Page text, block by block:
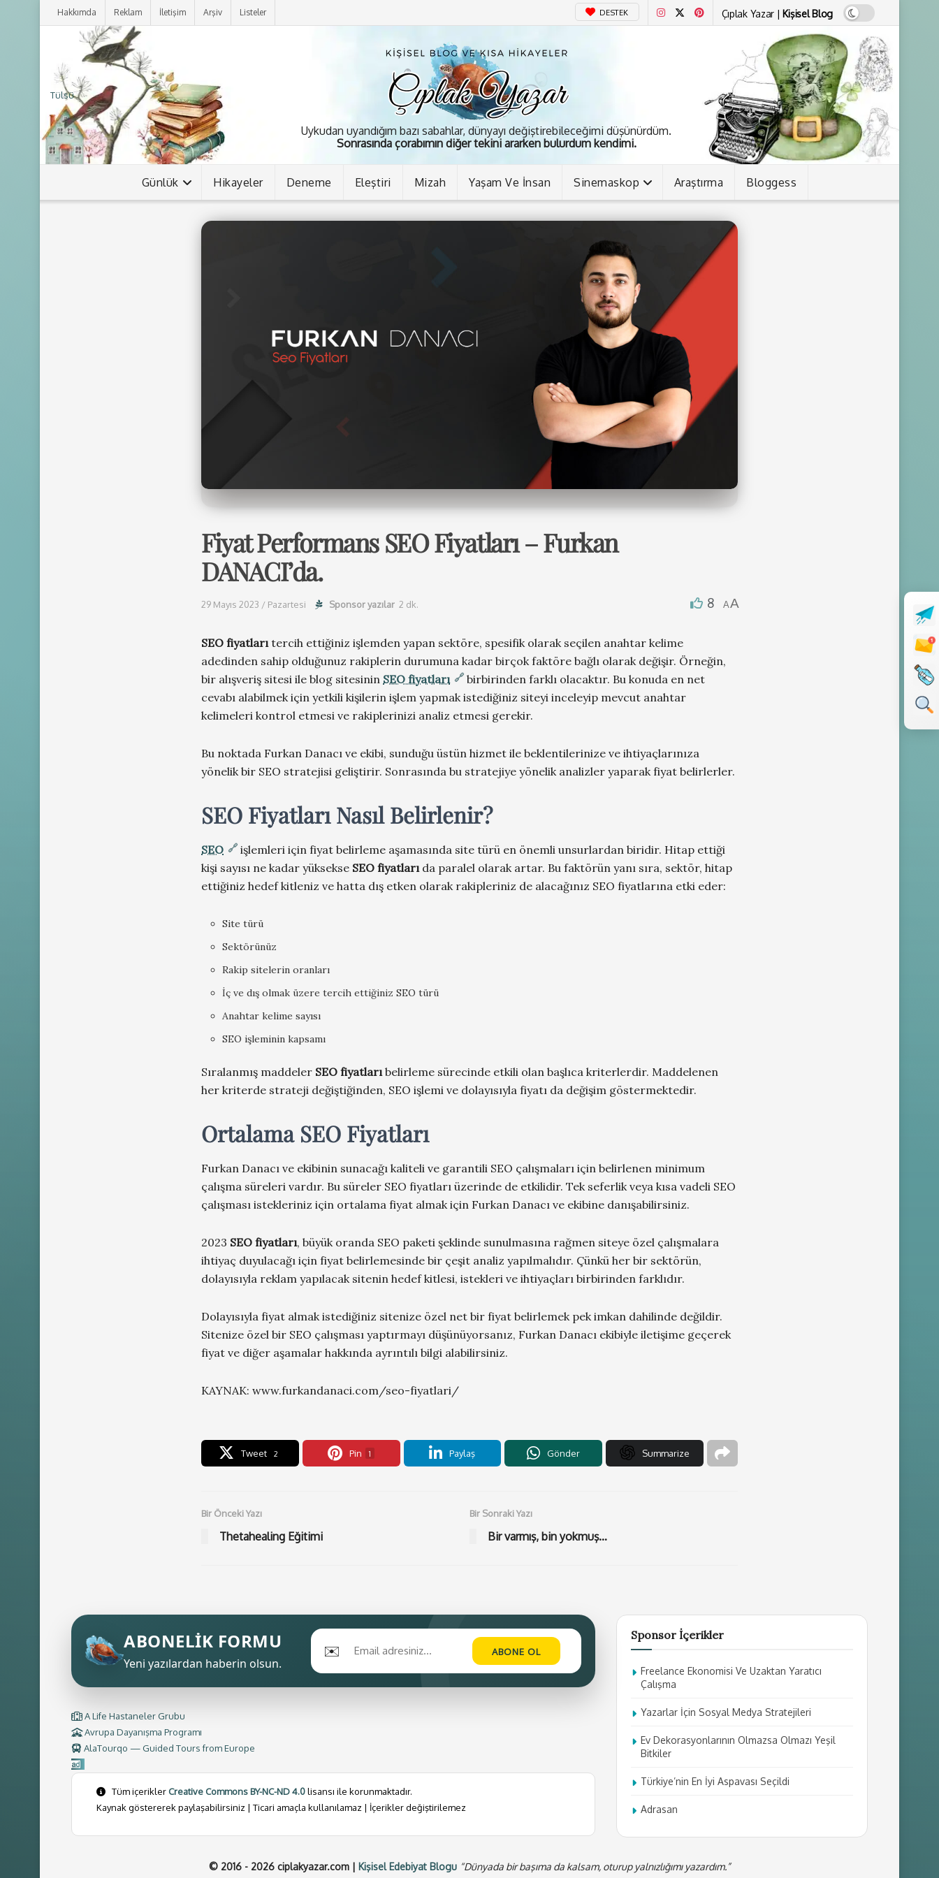
Hakkımda Reklam İletişim Arşiv Listeler DESTEK Çıplak Yazar | Kişisel Blog
Tülsü
Uykudan uyandığım bazı sabahlar, dünyayı değiştirebileceğimi düşünürdüm.
Sonrasında çorabımın diğer tekini ararken bulurdum kendimi.
Günlük Hikayeler Deneme Eleştiri Mizah Yaşam Ve İnsan Sinemaskop Araştırma Bloggess
Fiyat Performans SEO Fiyatları – Furkan
DANACI’da.
29 Mayıs 2023 / Pazartesi Sponsor yazılar 2 dk. 8 AA
SEO fiyatlarıtercih ettiğiniz işlemden yapan sektöre, spesifik olarak seçilen anahtar kelime
adedinden sahip olduğunuz rakiplerin durumuna kadar birçok faktöre bağlı olarak değişir. Örneğin,
bir alışveriş sitesi ile blog sitesinin SEO fiyatları
birbirinden farklı olacaktır. Bu konuda en net
cevabı alabilmek için yetkili kişilerin işlem yapmak istediğiniz siteyi inceleyip mevcut anahtar
kelimeleri kontrol etmesi ve rakiplerinizi analiz etmesi gerekir.
Bu noktada Furkan Danacı ve ekibi, sunduğu üstün hizmet ile beklentilerinize ve ihtiyaçlarınıza
yönelik bir SEO stratejisi geliştirir. Sonrasında bu stratejiye yönelik analizler yaparak fiyat belirlerler.
SEO FiyatlarıNasıl Belirlenir?
SEO
işlemleri için fiyat belirleme aşamasında site türü en önemli unsurlardan biridir. Hitap ettiği
kişi sayısı ne kadar yüksekse SEO fiyatları da paralel olarak artar. Bu faktörün yanı sıra, sektör, hitap
ettiğiniz hedef kitleniz ve hatta dış etken olarak rakipleriniz de alacağınız SEO fiyatlarına etki eder:
Site türü
Sektörünüz
Rakip sitelerin oranları
İç ve dış olmak üzere tercih ettiğiniz SEO türü
Anahtar kelime sayısı
SEO işleminin kapsamı
Sıralanmış maddeler SEO fiyatlarıbelirleme sürecinde etkili olan başlıca kriterlerdir. Maddelenen
her kriterde strateji değiştiğinden, SEO işlemi ve dolayısıyla fiyatı da değişim göstermektedir.
Ortalama SEO Fiyatları
Furkan Danacı ve ekibinin sunacağı kaliteli ve garantili SEO çalışmaları için belirlenen minimum
çalışma süreleri vardır. Bu süreler SEO fiyatları üzerinde de etkilidir. Tek seferlik veya kısa vadeli SEO
çalışması istekleriniz için ortalama fiyat almak için Furkan Danacı ve ekibine danışabilirsiniz.
2023 SEO fiyatları, büyük oranda SEO paketi şeklinde sunulmasına rağmen siteye özel çalışmalara
ihtiyaç duyulacağı için fiyat belirlemesinde bir çeşit analiz yapılmalıdır. Çünkü her bir sektörün,
dolayısıyla reklam yapılacak sitenin hedef kitlesi, istekleri ve ihtiyaçları birbirinden farklıdır.
Dolayısıyla fiyat almak istediğiniz sitenize özel net bir fiyat belirlemek pek imkan dahilinde değildir.
Sitenize özel bir SEO çalışması yaptırmayı düşünüyorsanız, Furkan Danacı ekibiyle iletişime geçerek
fiyat ve diğer aşamalar hakkında ayrıntılı bilgi alabilirsiniz.
KAYNAK: www.furkandanaci.com/seo-fiyatlari/
Tweet 2 Pin 1 Paylaş Gönder Summarize
Bir Önceki Yazı
Thetahealing Eğitimi
Bir Sonraki Yazı
Bir varmış, bin yokmuş…
ABONELİK FORMU
Yeni yazılardan haberin olsun.
✉️
A Life Hastaneler Grubu
Avrupa Dayanışma Programı
AlaTourqo — Guided Tours from Europe
Tüm içeriklerCreative Commons BY-NC-ND 4.0lisansı ile korunmaktadır.
Kaynak göstererek paylaşabilirsiniz | Ticari amaçla kullanılamaz | İçerikler değiştirilemez
Sponsor İçerikler
Freelance Ekonomisi Ve Uzaktan Yaratıcı
Çalışma
Yazarlar İçin Sosyal Medya Stratejileri
Ev Dekorasyonlarının Olmazsa Olmazı Yeşil
Bitkiler
Türkiye’nin En İyi Aspavası Seçildi
Adrasan
© 2016 - 2026 ciplakyazar.com | Kişisel Edebiyat Blogu “Dünyada bir başıma da kalsam, oturup yalnızlığımı yazardım.”